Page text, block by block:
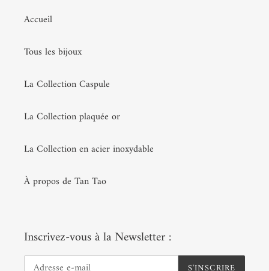
Accueil
Tous les bijoux
La Collection Caspule
La Collection plaquée or
La Collection en acier inoxydable
À propos de Tan Tao
Inscrivez-vous à la Newsletter :